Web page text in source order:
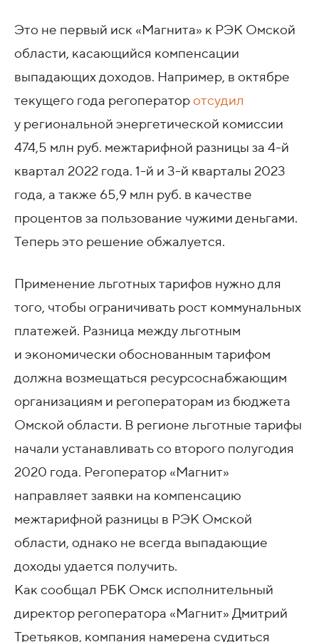
Это не первый иск «Магнита» к РЭК Омской
области, касающийся компенсации
выпадающих доходов. Например, в октябре
текущего года регоператор отсудил
у региональной энергетической комиссии
474,5 млн руб. межтарифной разницы за 4-й
квартал 2022 года. 1-й и 3-й кварталы 2023
года, а также 65,9 млн руб. в качестве
процентов за пользование чужими деньгами.
Теперь это решение обжалуется.
Применение льготных тарифов нужно для
того, чтобы ограничивать рост коммунальных
платежей. Разница между льготным
и экономически обоснованным тарифом
должна возмещаться ресурсоснабжающим
организациям и регоператорам из бюджета
Омской области. В регионе льготные тарифы
начали устанавливать со второго полугодия
2020 года. Регоператор «Магнит»
направляет заявки на компенсацию
межтарифной разницы в РЭК Омской
области, однако не всегда выпадающие
доходы удается получить.
Как сообщал РБК Омск исполнительный
директор регоператора «Магнит» Дмитрий
Третьяков, компания намерена судиться